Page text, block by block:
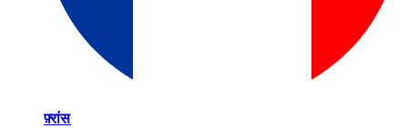
फ़्रांस​​